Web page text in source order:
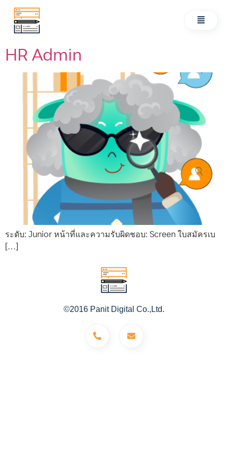
HR Admin
ระดับ: Junior หน้าที่และความรับผิดชอบ: Screen ใบสมัครเบ
[…]
©2016 Panit Digital Co.,Ltd.